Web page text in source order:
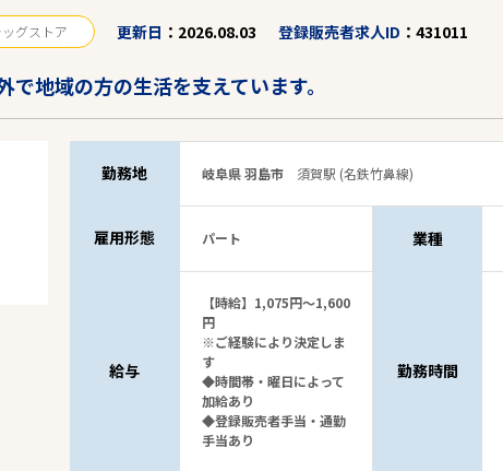
ッグストア 更新日 2026.08.03 登録販売者求人ID 431011
地域の方の生活を支えています。
勤務地 岐阜県 羽島市 須賀駅 (名鉄竹鼻線)
雇用形態 パート 業種
給与
【時給】1,075円～1,600
円
※ご経験により決定しま
す
◆時間帯・曜日によって
加給あり
◆登録販売者手当・通勤
手当あり
勤務時間